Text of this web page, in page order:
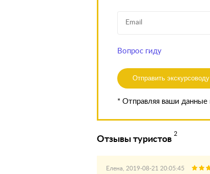
Вопрос гиду
Отправить
* Отправляя ваши данные
Отзывы туристов
2
Елена, 2019-08-21 20:05:45